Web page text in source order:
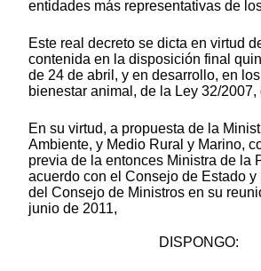
entidades más representativas de
Este real decreto se dicta en virtud
contenida en la disposición final
de 24 de abril, y en desarrollo, en
bienestar animal, de la Ley 32/
En su virtud, a propuesta de la
Ambiente, y Medio Rural y Marino,
previa de la entonces Ministra de la
acuerdo con el Consejo de Estado
del Consejo de Ministros en su
junio de 2011,
DISPONGO: